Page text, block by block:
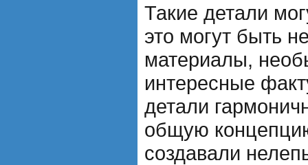
Такие детали
это могут быть
материалы,
интересные
детали
общую
создавали